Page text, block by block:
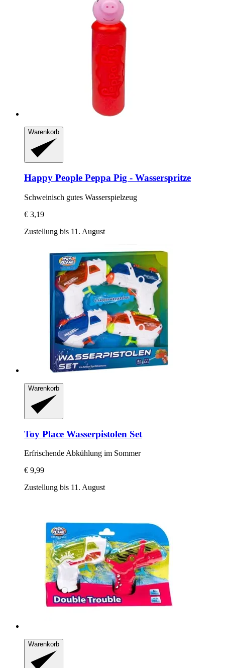
Warenkorb
Happy People Peppa Pig -​ Wasserspritze
Schweinisch gutes Wasserspielzeug
€ 3,19
Zustellung bis 11. August
Warenkorb
Toy Place Wasserpistolen Set
Erfrischende Abkühlung im Sommer
€ 9,99
Zustellung bis 11. August
Warenkorb